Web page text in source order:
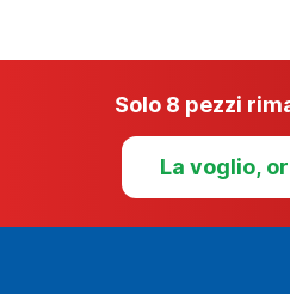
Solo 8 pezzi
La voglio,